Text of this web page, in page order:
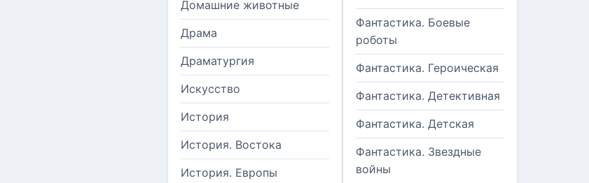
Домашние животные
Драма
Драматургия
Искусство
История
История. Востока
История. Европы
Фантастика. Боевые
роботы
Фантастика. Героическая
Фантастика. Детективная
Фантастика. Детская
Фантастика. Звездные
войны